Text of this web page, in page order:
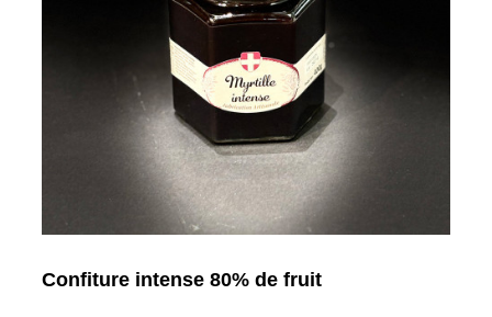
Confiture intense 80% de fruit